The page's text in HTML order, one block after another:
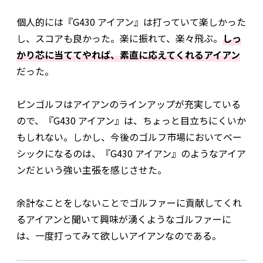
個人的には『G430 アイアン』は打っていて楽しかった
し、スコアも良かった。楽に振れて、楽々飛ぶ。 しっ
かり芯に当ててやれば、素直に応えてくれるアイアン
だった。
ピンゴルフはアイアンのラインアップが充実している
ので、『G430 アイアン』は、ちょっと目立ちにくいか
もしれない。しかし、今後のゴルフ市場においてベー
シックになるのは、『G430 アイアン』のようなアイア
ンだという強い主張を感じさせた。
余計なことをしないことでゴルファーに貢献してくれ
るアイアンと聞いて興味が湧くようなゴルファーに
は、一度打ってみて欲しいアイアンなのである。